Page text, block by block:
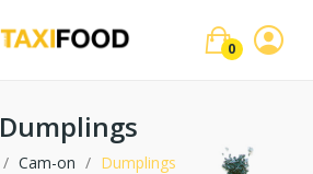
0
Dumplings
Cam-on Dumplings